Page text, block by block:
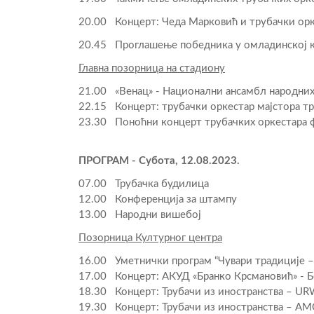
20.00 Концерт: Чеда Марковић и трубачки
20.45 Проглашење победника у омладинској
лавна позорница на стадиону
21.00 «Венац» - Национални ансамбл
22.15 Концерт: трубачки оркестар мајстора
23.30 Поноћни концерт трубачких оркестара
ПРОГРАМ - Субота, 12.08.2023.
07.00 Трубачка будилица
12.00 Конференција за штампу
13.00 Народни вишебој
Позорница Културног центра
16.00 Уметнички програм “Чувари традиције
17.00 Концерт: АКУД «Бранко Крсмановић» -
18.30 Концерт: Трубачи из иностранства –
19.30 Концерт: Трубачи из иностранства –